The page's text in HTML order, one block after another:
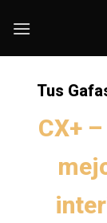
Tus
CX+